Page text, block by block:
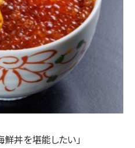
丼を堪能したい」